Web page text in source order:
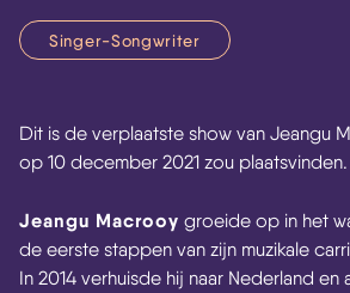
Singer-Songwriter
Dit is de verplaatste show van Jeangu
op 10 december 2021 zou plaatsvinden.
Jeangu Macrooy groeide op in het
de eerste stappen van zijn muzikale
In 2014 verhuisde hij naar Nederland en